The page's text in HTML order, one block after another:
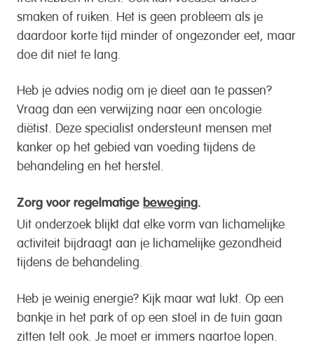
smaken of ruiken. Het is geen probleem als je
daardoor korte tijd minder of ongezonder eet, maar
doe dit niet te lang.
Heb je advies nodig om je dieet aan te passen?
Vraag dan een verwijzing naar een oncologie
diëtist. Deze specialist ondersteunt mensen met
kanker op het gebied van voeding tijdens de
behandeling en het herstel.
Zorg voor regelmatige beweging.
Uit onderzoek blijkt dat elke vorm van lichamelijke
activiteit bijdraagt aan je lichamelijke gezondheid
tijdens de behandeling.
Heb je weinig energie? Kijk maar wat lukt. Op een
bankje in het park of op een stoel in de tuin gaan
zitten telt ook. Je moet er immers naartoe lopen.